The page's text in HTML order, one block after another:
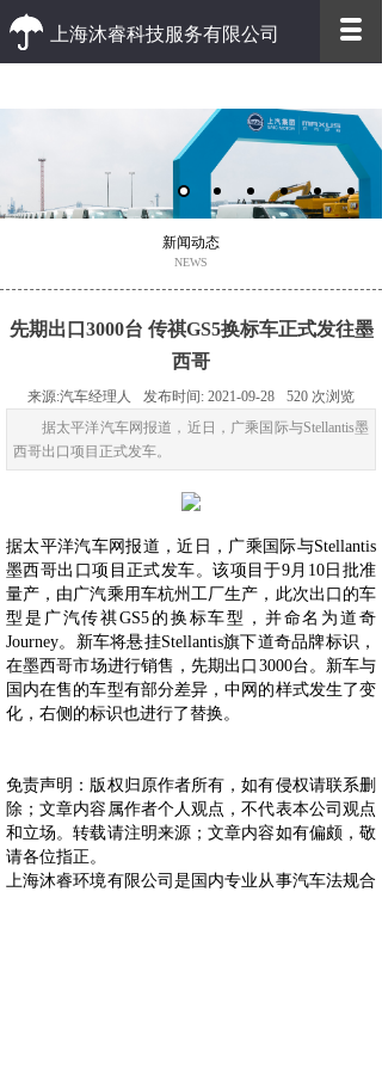
上海沐睿科技服务有限公司
优质的客户服务 高效的办事效率
新闻动态
NEWS
先期出口3000台 传祺GS5换标车正式发往墨
西哥
来源:汽车经理人 发布时间: 2021-09-28 520 次浏览
据太平洋汽车网报道，近日，广乘国际与Stellantis墨
西哥出口项目正式发车。
据太平洋汽车网报道，近日，广乘国际与Stellantis
墨西哥出口项目正式发车。该项目于9月10日批准
量产，由广汽乘用车杭州工厂生产，此次出口的车
型是广汽传祺GS5的换标车型，并命名为道奇
Journey。新车将悬挂Stellantis旗下道奇品牌标识，
在墨西哥市场进行销售，先期出口3000台。新车与
国内在售的车型有部分差异，中网的样式发生了变
化，右侧的标识也进行了替换。
免责声明：版权归原作者所有，如有侵权请联系删
除；文章内容属作者个人观点，不代表本公司观点
和立场。转载请注明来源；文章内容如有偏颇，敬
请各位指正。
上海沐睿环境有限公司是国内专业从事汽车法规合